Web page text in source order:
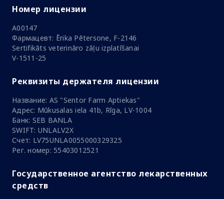
Номер лицензии
A00147
Фармацевт: Ērika Pētersone, F-2146
Sertifikāts veterināro zāļu izplatīšanai
V-1511-25
Реквизиты держателя лицензии
Название: AS "Sentor Farm Aptiekas"
Адрес: Mūkusalas iela 41b, Rīga, LV-1004
Банк: SEB BANLA
SWIFT: UNLALV2X
Счет: LV75UNLA0055000329325
Рег. номер: 55403012521
Государственное агентство лекарственных
средств